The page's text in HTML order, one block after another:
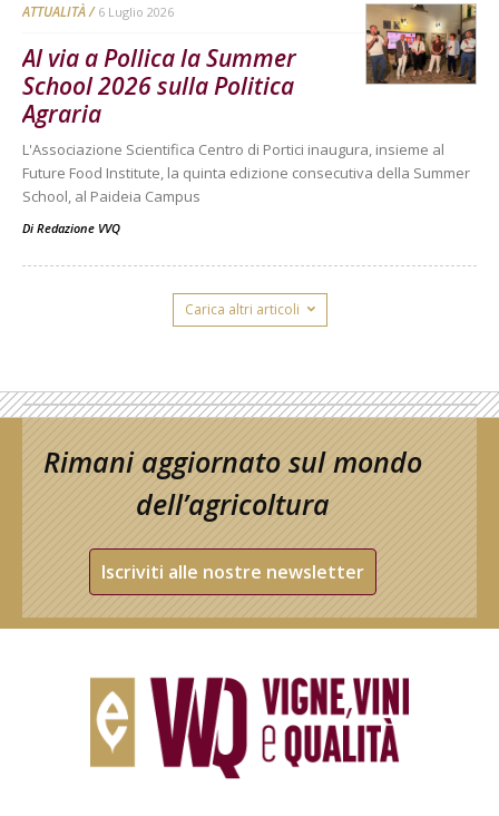
ATTUALITÀ 6 Luglio 2026
Al via a Pollica la Summer
School 2026 sulla Politica
Agraria
L'Associazione Scientifica Centro di Portici inaugura, insieme al
Future Food Institute, la quinta edizione consecutiva della Summer
School, al Paideia Campus
Di Redazione VVQ
Carica altri articoli
Rimani aggiornato sul mondo
dell’agricoltura
Iscriviti alle nostre newsletter